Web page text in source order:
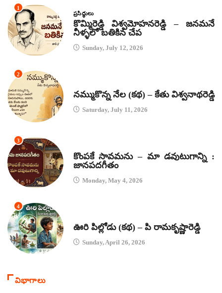
1
ప్రసిద్ధులు
కొమ్మిరెడ్డి విశ్వమోహనరెడ్డి – జనమనే
నీళ్ళలో బతికిన చేప
Sunday, July 12, 2026
2
నమ్ముకొన్న నేల (కథ) – కేతు విశ్వనాథరెడ్డి
Saturday, July 11, 2026
3
కొంపకే సావమను – మా డవుటుగాన్ని :
జానపదగీతం
Monday, May 4, 2026
4
ఊరి పిల్లోడు (కథ) – పి రామకృష్ణారెడ్డి
Sunday, April 26, 2026
విభాగాలు